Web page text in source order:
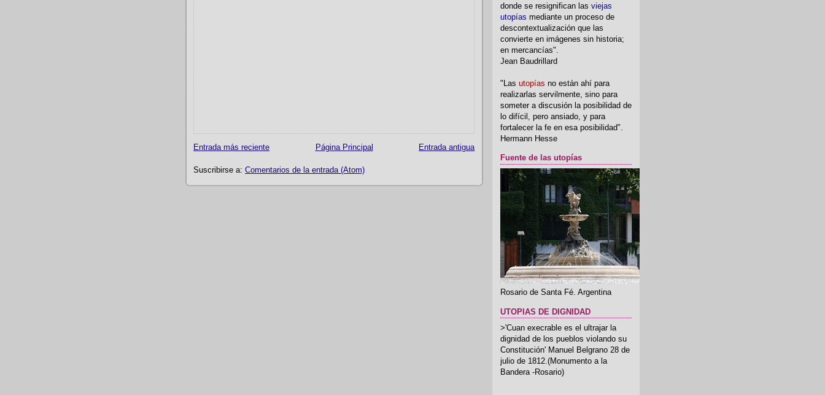
Entrada más reciente Entrada antigua
Página Principal
Suscribirse a: Comentarios de la entrada (Atom)
donde se resignifican las viejas
utopías mediante un proceso de
descontextualización que las
convierte en imágenes sin historia;
en mercancías".
Jean Baudrillard
"Las utopías no están ahí para
realizarlas servilmente, sino para
someter a discusión la posibilidad de
lo difícil, pero ansiado, y para
fortalecer la fe en esa posibilidad".
Hermann Hesse
Fuente de las utopías
Rosario de Santa Fé. Argentina
UTOPIAS DE DIGNIDAD
>'Cuan execrable es el ultrajar la
dignidad de los pueblos violando su
Constitución' Manuel Belgrano 28 de
julio de 1812.(Monumento a la
Bandera -Rosario)